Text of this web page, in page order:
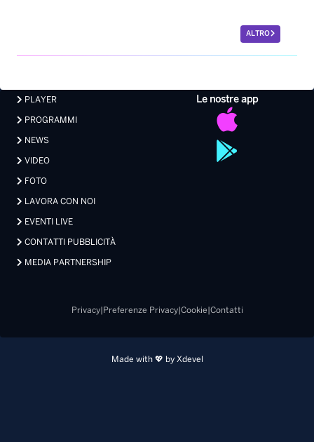
ALTRO
Le nostre app
PLAYER
PROGRAMMI
NEWS
VIDEO
FOTO
LAVORA CON NOI
EVENTI LIVE
CONTATTI PUBBLICITÀ
MEDIA PARTNERSHIP
Privacy| Preferenze Privacy| Cookie Contatti
Made with 💖 by Xdevel